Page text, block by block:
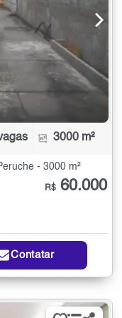
3000 m²
- 3000 m²
R$ 60.000
Contatar